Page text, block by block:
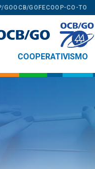
GOOCB/GOFECOOP-CO-TO
COOPERATIVISMO